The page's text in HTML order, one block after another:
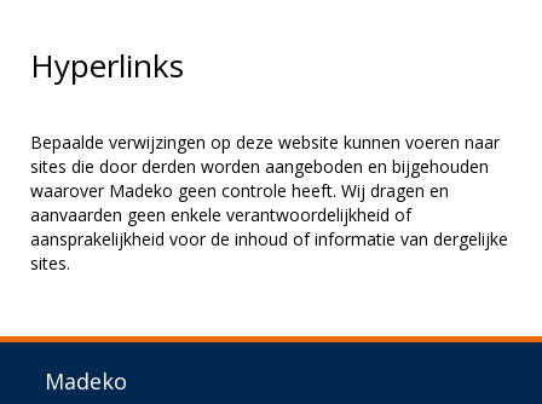
Hyperlinks
Bepaalde verwijzingen op deze website kunnen voeren naar
sites die door derden worden aangeboden en bijgehouden
waarover Madeko geen controle heeft. Wij dragen en
aanvaarden geen enkele verantwoordelijkheid of
aansprakelijkheid voor de inhoud of informatie van dergelijke
sites.
Madeko